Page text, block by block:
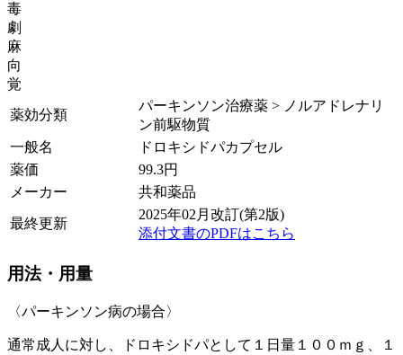
毒
劇
麻
向
覚
薬効分類
パーキンソン治療薬 > ノルアドレナリ
ン前駆物質
一般名
ドロキシドパカプセル
薬価
99.3円
メーカー
共和薬品
最終更新
2025年02月改訂(第2版)
添付文書のPDFはこちら
用法・用量
〈パーキンソン病の場合〉
通常成人に対し、ドロキシドパとして１日量１００ｍｇ、１